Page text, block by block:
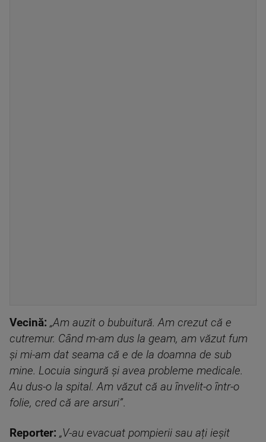
Vecină: „Am auzit o bubuitură. Am crezut că e
cutremur. Când m-am dus la geam, am văzut fum
și mi-am dat seama că e de la doamna de sub
mine. Locuia singură și avea probleme medicale.
Au dus-o la spital. Am văzut că au învelit-o într-o
folie, cred că are arsuri”.
Reporter: „V-au evacuat pompierii sau ați ieșit